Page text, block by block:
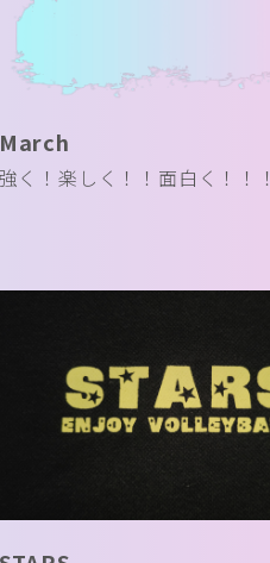
March
強く！楽しく！！面白く！！！